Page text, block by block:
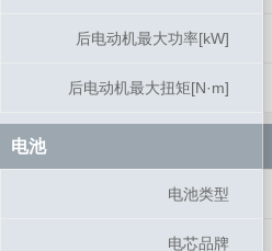
后电动机最大功率[kW]
后电动机最大扭矩[N·m]
电池
电池类型
电芯品牌
后电动机最大功率[kW]
后电动机最大扭矩[N·m]
电池
电池类型
电芯品牌